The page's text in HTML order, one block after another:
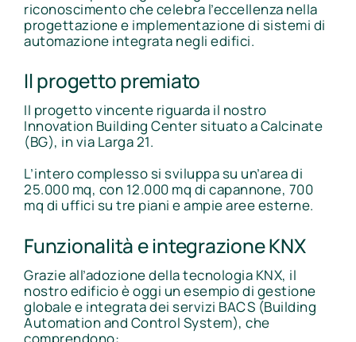
riconoscimento che celebra l’eccellenza nella
progettazione e implementazione di sistemi di
automazione integrata negli edifici.
Il progetto premiato
Il progetto vincente riguarda il nostro
Innovation Building Center situato a Calcinate
(BG), in via Larga 21.
L’intero complesso si sviluppa su un’area di
25.000 mq, con 12.000 mq di capannone, 700
mq di uffici su tre piani e ampie aree esterne.
Funzionalità e integrazione KNX
Grazie all’adozione della tecnologia KNX, il
nostro edificio è oggi un esempio di gestione
globale e integrata dei servizi BACS (Building
Automation and Control System), che